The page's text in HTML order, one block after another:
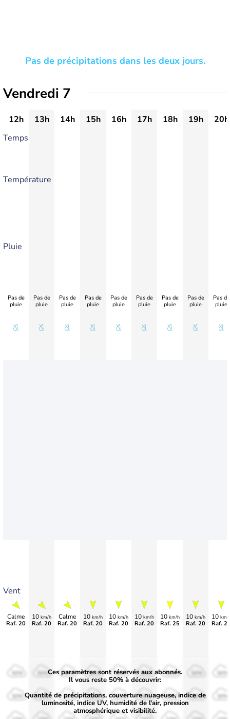
Pas de précipitations dans les deux jours.
Vendredi 7
12h 13h 14h 15h 16h 17h 18h 19h
20h
Temps
Température
Pluie
Vent
Pas de
pluie
Calme
Raf. 20
Pas de
pluie
10 km/h
Raf. 20
Pas de
pluie
Calme
Raf. 20
Pas de
pluie
10 km/h
Raf. 20
Pas de
pluie
10 km/h
Raf. 20
Pas de
pluie
10 km/h
Raf. 20
Pas de
pluie
10 km/h
Raf. 25
Pas de
pluie
10 km/h
Raf. 20
Pas de
pluie
10 km/
Raf.
50%
30%
50%
30%
50%
30%
50%
30%
50%
30%
50%
30%
50%
30% 30% 30%
Ces paramètres sont réservés aux abonnés.
Il vous reste 50% à découvrir:
Quantité de précipitations, couverture nuageuse, indice de
luminosité, indice UV, humidité de l'air, pression
atmosphérique et visibilité.